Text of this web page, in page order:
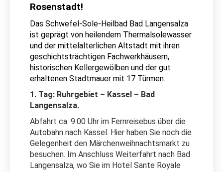
Rosenstadt!
Das Schwefel-Sole-Heilbad Bad Langensalza
ist geprägt von heilendem Thermalsolewasser
und der mittelalterlichen Altstadt mit ihren
geschichtsträchtigen Fachwerkhäusern,
historischen Kellergewölben und der gut
erhaltenen Stadtmauer mit 17 Türmen.
1. Tag: Ruhrgebiet – Kassel – Bad
Langensalza.
Abfahrt ca. 9.00 Uhr im Fernreisebus über die
Autobahn nach Kassel. Hier haben Sie noch die
Gelegenheit den Märchenweihnachtsmarkt zu
besuchen. Im Anschluss Weiterfahrt nach Bad
Langensalza, wo Sie im Hotel Sante Royale